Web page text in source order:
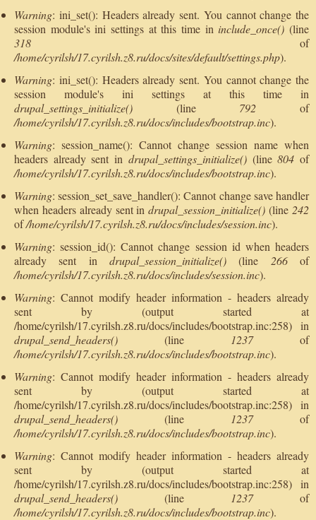
Warning: ini_set(): Headers already sent. You cannot change the
session module's ini settings at this time in include_once() (line
318 of
/home/cyrilsh/17.cyrilsh.z8.ru/docs/sites/default/settings.php).
Warning: ini_set(): Headers already sent. You cannot change the
session module's ini settings at this time in
drupal_settings_initialize() (line 792 of
/home/cyrilsh/17.cyrilsh.z8.ru/docs/includes/bootstrap.inc).
Warning: session_name(): Cannot change session name when
headers already sent in drupal_settings_initialize()(line804 of
/home/cyrilsh/17.cyrilsh.z8.ru/docs/includes/bootstrap.inc).
Warning: session_set_save_handler(): Cannot change save handler
when headers already sent indrupal_session_initialize() (line 242
of/home/cyrilsh/17.cyrilsh.z8.ru/docs/includes/session.inc).
Warning: session_id(): Cannot change session id when headers
already sent in drupal_session_initialize() (line 266of
/home/cyrilsh/17.cyrilsh.z8.ru/docs/includes/session.inc).
Warning: Cannot modify header information - headers already
sent by (output started at
/home/cyrilsh/17.cyrilsh.z8.ru/docs/includes/bootstrap.inc:258) in
drupal_send_headers() (line 1237of
/home/cyrilsh/17.cyrilsh.z8.ru/docs/includes/bootstrap.inc).
Warning: Cannot modify header information - headers already
sent by (output started at
/home/cyrilsh/17.cyrilsh.z8.ru/docs/includes/bootstrap.inc:258) in
drupal_send_headers() (line 1237of
/home/cyrilsh/17.cyrilsh.z8.ru/docs/includes/bootstrap.inc).
Warning: Cannot modify header information - headers already
sent by (output started at
/home/cyrilsh/17.cyrilsh.z8.ru/docs/includes/bootstrap.inc:258) in
drupal_send_headers() (line 1237of
/home/cyrilsh/17.cyrilsh.z8.ru/docs/includes/bootstrap.inc).